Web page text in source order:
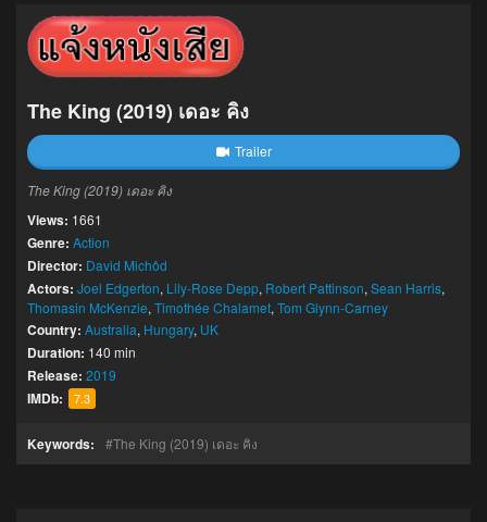
The King (2019) เดอะ คิง
Trailer
The King (2019) เดอะ คิง
Views: 1661
Genre: Action
Director: David Michôd
Actors: Joel Edgerton, Lily-Rose Depp, Robert Pattinson,Sean Harris,
Thomasin McKenzie,Timothée Chalamet,Tom Glynn-Carney
Country: Australia, Hungary, UK
Duration: 140 min
Release: 2019
IMDb: 7.3
Keywords: The King (2019) เดอะ คิง